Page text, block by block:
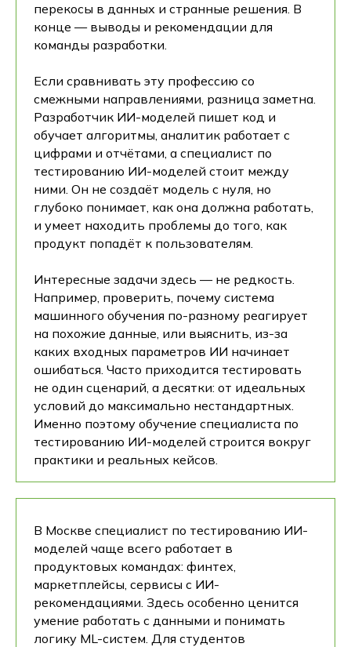
перекосы в данных и странные решения. В
конце — выводы и рекомендации для
команды разработки.
Если сравнивать эту профессию со
смежными направлениями, разница заметна.
Разработчик ИИ-моделей пишет код и
обучает алгоритмы, аналитик работает с
цифрами и отчётами, а специалист по
тестированию ИИ-моделей стоит между
ними. Он не создаёт модель с нуля, но
глубоко понимает, как она должна работать,
и умеет находить проблемы до того, как
продукт попадёт к пользователям.
Интересные задачи здесь — не редкость.
Например, проверить, почему система
машинного обучения по-разному реагирует
на похожие данные, или выяснить, из-за
каких входных параметров ИИ начинает
ошибаться. Часто приходится тестировать
не один сценарий, а десятки: от идеальных
условий до максимально нестандартных.
Именно поэтому обучение специалиста по
тестированию ИИ-моделей строится вокруг
практики и реальных кейсов.
В Москве специалист по тестированию ИИ-
моделей чаще всего работает в
продуктовых командах: финтех,
маркетплейсы, сервисы с ИИ-
рекомендациями. Здесь особенно ценится
умение работать с данными и понимать
логику ML-систем. Для студентов